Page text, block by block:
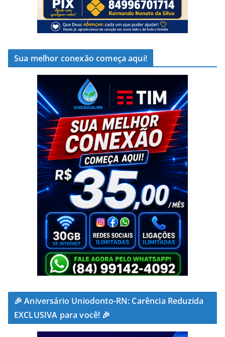
Sua melhor conexão começa aqui!
🎉 Aniversário Uniodonto-RN: Carência Reduzida
EXCLUSIVA para você! 🎉